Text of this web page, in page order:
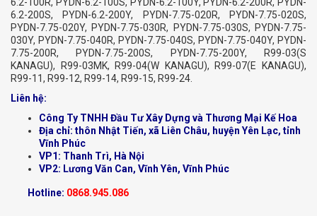
6.2-200S, PYDN-6.2-200Y, PYDN-7.75-020R, PYDN-7.75-020S,
PYDN-7.75-020Y, PYDN-7.75-030R, PYDN-7.75-030S, PYDN-7.75-
030Y, PYDN-7.75-040R, PYDN-7.75-040S, PYDN-7.75-040Y, PYDN-
7.75-200R, PYDN-7.75-200S, PYDN-7.75-200Y, R99-03(S
KANAGU), R99-03MK, R99-04(W KANAGU), R99-07(E KANAGU),
R99-11, R99-12, R99-14, R99-15, R99-24.
Liên hệ:
Công Ty TNHH Đầu Tư Xây Dựng và Thương Mại Kế Hoa
Địa chỉ: thôn Nhật Tiến, xã Liên Châu, huyện Yên Lạc, tỉnh
Vĩnh Phúc
VP1: Thanh Trì, Hà Nội
VP2: Lương Văn Can, Vĩnh Yên, Vĩnh Phúc
Hotline: 0868.945.086